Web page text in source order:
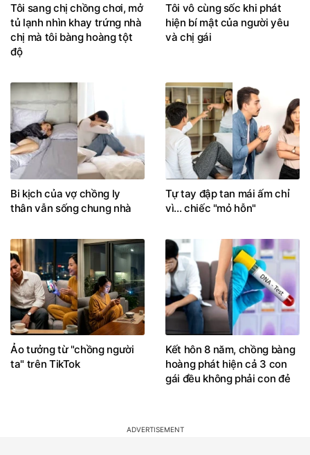
Tôi sang chị chồng chơi, mở
tủ lạnh nhìn khay trứng nhà
chị mà tôi bàng hoàng tột
độ
Tôi vô cùng sốc khi phát
hiện bí mật của người yêu
và chị gái
Bi kịch của vợ chồng ly
thân vẫn sống chung nhà
Tự tay đập tan mái ấm chỉ
vì... chiếc "mỏ hỗn"
Ảo tưởng từ "chồng người
ta" trên TikTok
Kết hôn 8 năm, chồng bàng
hoàng phát hiện cả 3 con
gái đều không phải con đẻ